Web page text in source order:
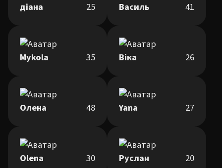
діана 25 Василь 41
Mykola 35 Віка 26
Олена 48 Yana 27
Olena 30 Руслан 20